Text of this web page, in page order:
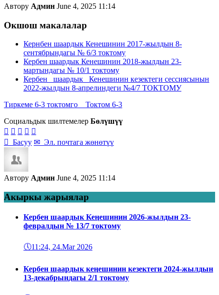
Автору Админ June 4, 2025 11:14
Окшош макалалар
Кернбен шаардык Кенешинин 2017-жылдын 8-
сентябрындагы № 6/3 токтому
Кербен шаардык Кенешинин 2018-жылдын 23-
мартындагы № 10/1 токтому
Кербен шаардык Кенешинин кезектеги сессиясынын
2022-жылдын 8-апрелиндеги №4/7 ТОКТОМУ
Тиркеме 6-3 токтомго Токтом 6-3
Социальдык шилтемелер Бөлүшүү
    
 Басуу ✉ Эл. почтага жөнөтүү
Автору Админ June 4, 2025 11:14
Акыркы жарыялар
Кербен шаардык Кеңешинин 2026-жылдын 23-
февралдын № 13/7 токтому
🕔11:24, 24.Mar 2026
Кербен шаардык кеңешинин кезектеги 2024-жылдын
13-декабрындагы 2/1 токтому